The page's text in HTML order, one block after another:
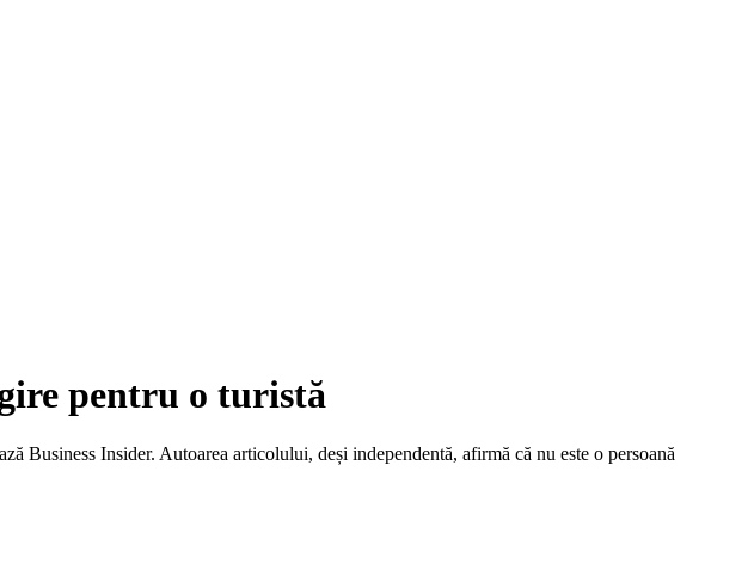
pentru o turistă
Business Insider. Autoarea articolului, deși independentă, afirmă că nu este o persoană